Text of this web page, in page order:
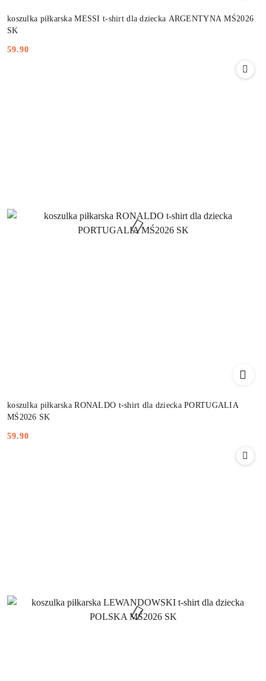
koszulka piłkarska MESSI t-shirt dla dziecka ARGENTYNA MŚ2026
SK
Cena:
59.90
koszulka piłkarska RONALDO t-shirt dla dziecka PORTUGALIA
MŚ2026 SK
Cena:
59.90